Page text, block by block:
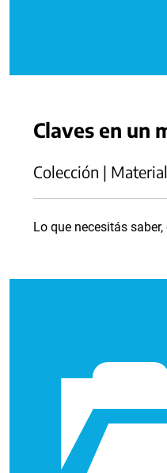
Claves en un
Colección |
Lo que necesitás